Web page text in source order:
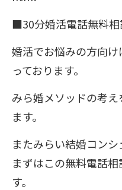
■30分婚活電話無料相
婚活でお悩みの方向
っております。
みら婚メソッドの考
ます。
またみらい結婚コン
まずはこの無料電話
す。